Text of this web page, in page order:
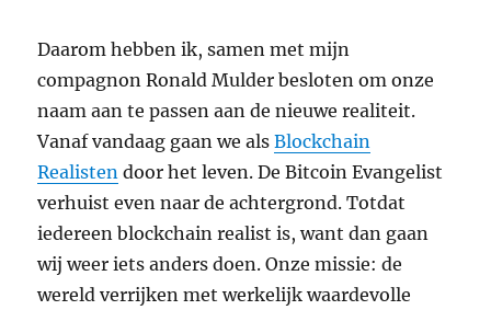
Daarom hebben ik, samen met mijn
compagnon Ronald Mulder besloten om onze
naam aan te passen aan de nieuwe realiteit.
Vanaf vandaag gaan we alsBlockchain
Realisten door het leven. De Bitcoin Evangelist
verhuist even naar de achtergrond. Totdat
iedereen blockchain realist is, want dan gaan
wij weer iets anders doen. Onze missie: de
wereld verrijken met werkelijk waardevolle